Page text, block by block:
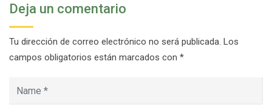
Deja un comentario
Tu dirección de correo electrónico no será publicada. Los
campos obligatorios están marcados con *